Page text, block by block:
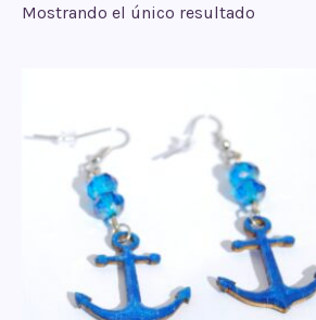
Mostrando el único resultado